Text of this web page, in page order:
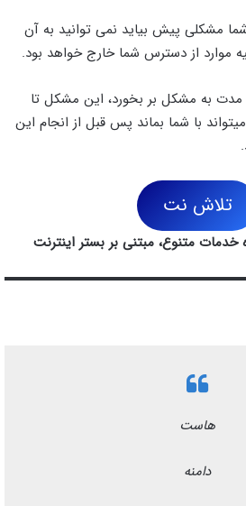
مشکلی پیش بیاید نمی توانید به آن
موارد از دسترس شما خارج خواهد بود.
به مشکل بر بخورد، این مشکل تا
با شما بماند پس قبل از انجام این
تلاش نت
متنوع، مبتنی بر بستر اینترنت
هاست
دامنه